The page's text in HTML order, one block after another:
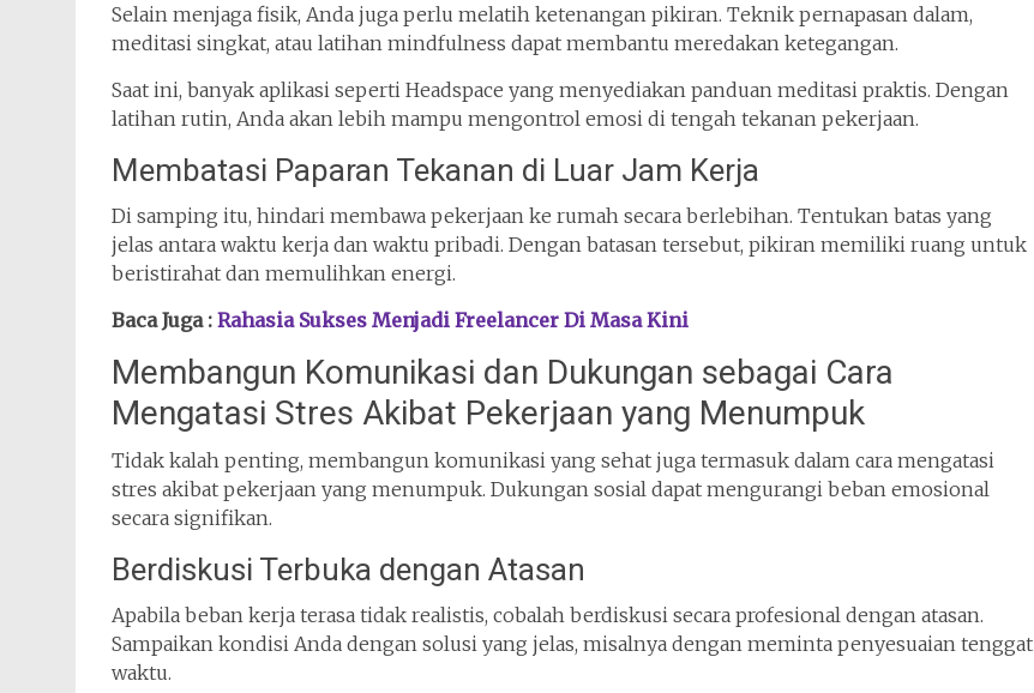
Selain menjaga fisik, Anda juga perlu melatih ketenangan pikiran. Teknik pernapasan dalam,
meditasi singkat, atau latihan mindfulness dapat membantu meredakan ketegangan.
Saat ini, banyak aplikasi seperti Headspace yang menyediakan panduan meditasi praktis. Dengan
latihan rutin, Anda akan lebih mampu mengontrol emosi di tengah tekanan pekerjaan.
Membatasi Paparan Tekanan di Luar Jam Kerja
Di samping itu, hindari membawa pekerjaan ke rumah secara berlebihan. Tentukan batas yang
jelas antara waktu kerja dan waktu pribadi. Dengan batasan tersebut, pikiran memiliki ruang untuk
beristirahat dan memulihkan energi.
Baca Juga : Rahasia Sukses Menjadi Freelancer Di Masa Kini
Membangun Komunikasi dan Dukungan sebagai Cara
Mengatasi Stres Akibat Pekerjaan yang Menumpuk
Tidak kalah penting, membangun komunikasi yang sehat juga termasuk dalam cara mengatasi
stres akibat pekerjaan yang menumpuk. Dukungan sosial dapat mengurangi beban emosional
secara signifikan.
Berdiskusi Terbuka dengan Atasan
Apabila beban kerja terasa tidak realistis, cobalah berdiskusi secara profesional dengan atasan.
Sampaikan kondisi Anda dengan solusi yang jelas, misalnya dengan meminta penyesuaian tenggat
waktu.